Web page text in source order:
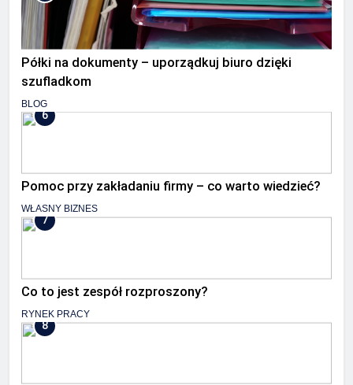
Półki na dokumenty – uporządkuj biuro dzięki
szufladkom
BLOG
6
Pomoc przy zakładaniu firmy – co warto wiedzieć?
WŁASNY BIZNES
7
Co to jest zespół rozproszony?
RYNEK PRACY
8